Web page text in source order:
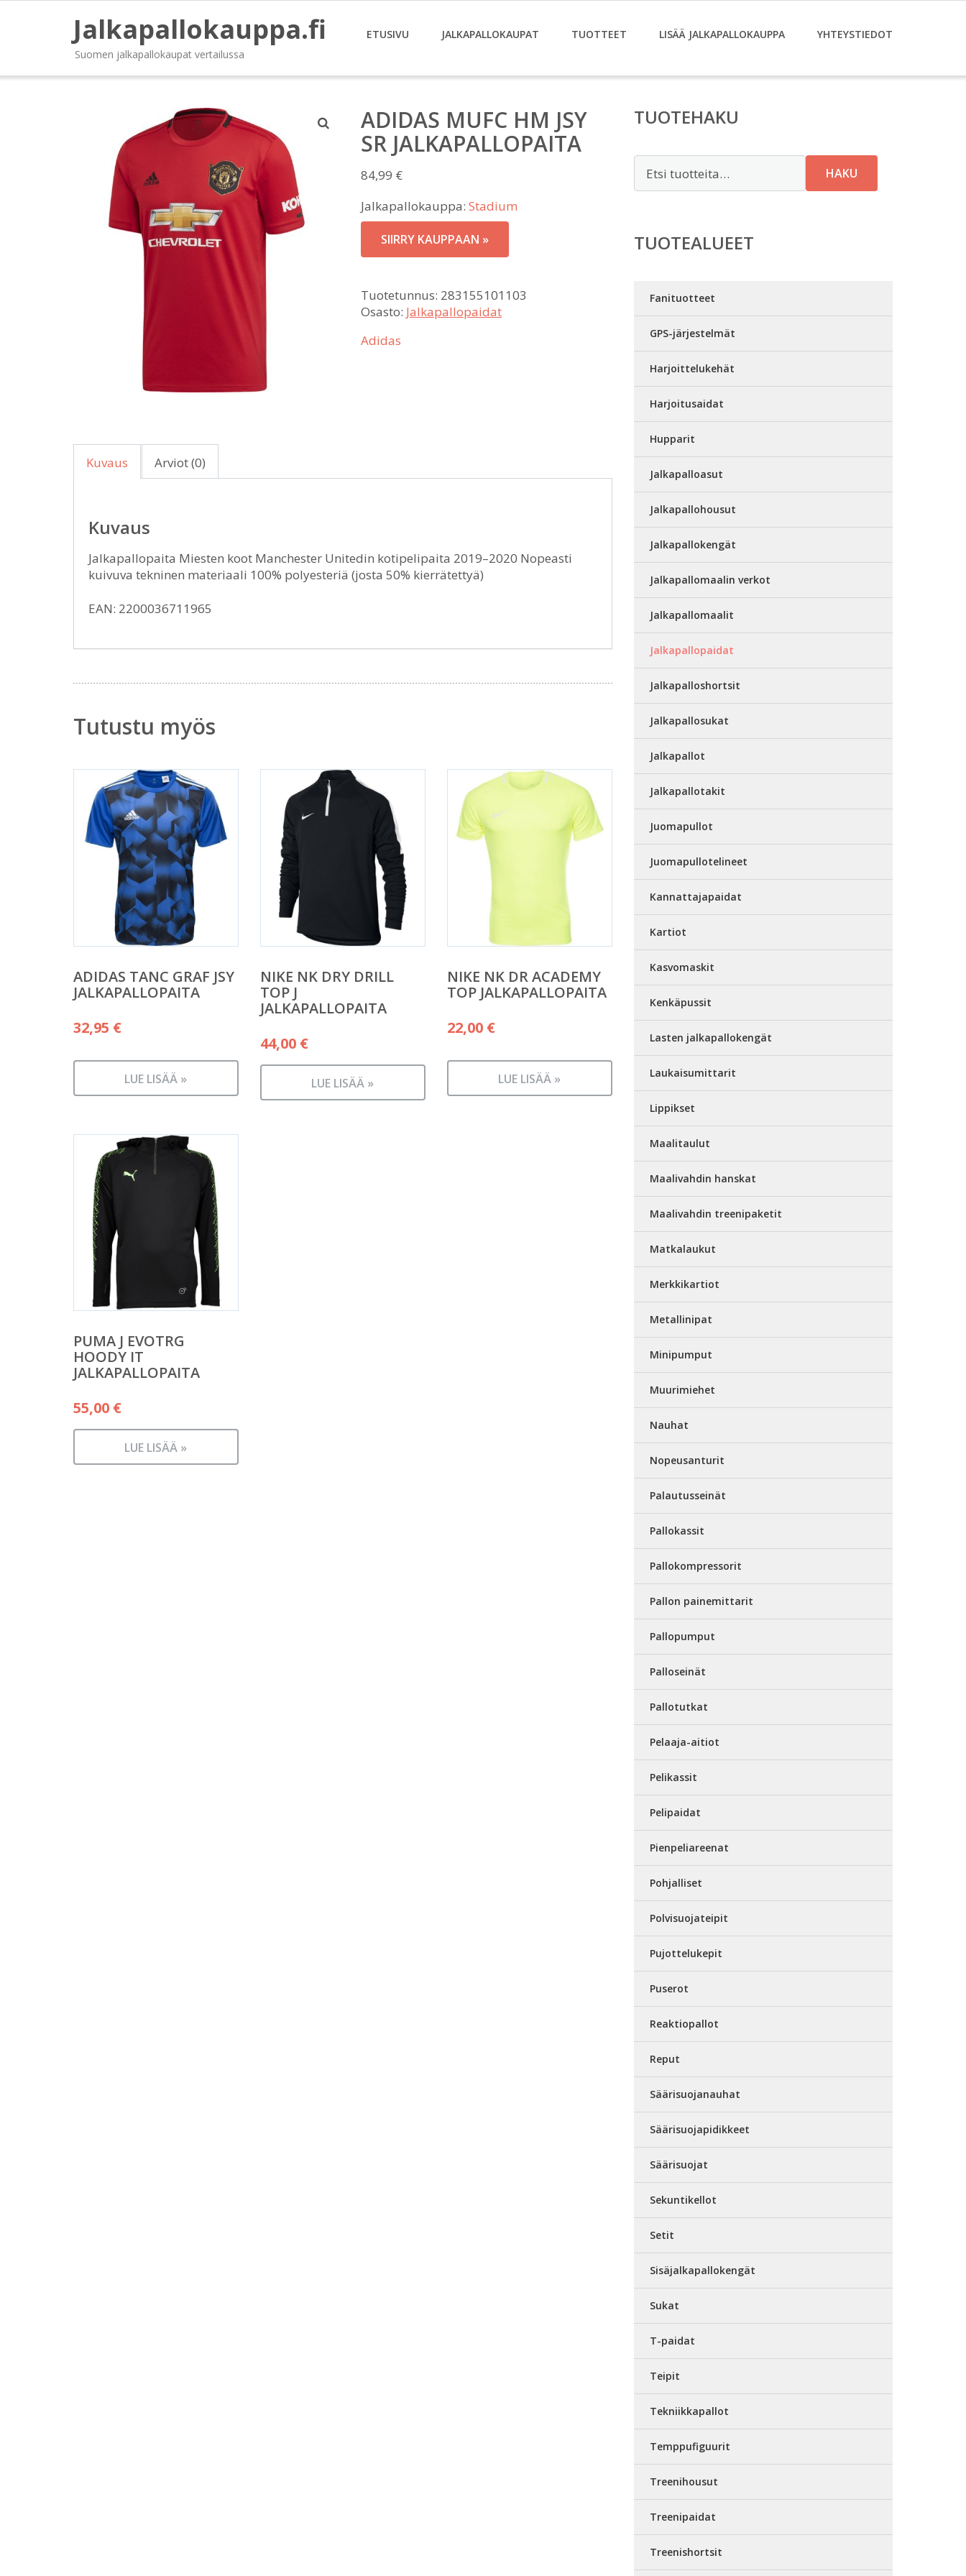
Jalkapallokauppa.fi
Suomen jalkapallokaupat vertailussa
ETUSIVU JALKAPALLOKAUPAT TUOTTEET LISÄÄ JALKAPALLOKAUPPA YHTEYSTIEDOT
ADIDAS MUFC HM JSY
SR JALKAPALLOPAITA
84,99 €
Jalkapallokauppa: Stadium
SIIRRY KAUPPAAN »
Tuotetunnus: 283155101103
Osasto: Jalkapallopaidat
Adidas
Kuvaus Arviot (0)
Kuvaus
Jalkapallopaita Miesten koot Manchester Unitedin kotipelipaita 2019–2020 Nopeasti
kuivuva tekninen materiaali 100% polyesteriä (josta 50% kierrätettyä)
EAN: 2200036711965
Tutustu myös
ADIDAS TANC GRAF JSY
JALKAPALLOPAITA
32,95 €
LUE LISÄÄ »
NIKE NK DRY DRILL
TOP J
JALKAPALLOPAITA
44,00 €
LUE LISÄÄ »
NIKE NK DR ACADEMY
TOP JALKAPALLOPAITA
22,00 €
LUE LISÄÄ »
PUMA J EVOTRG
HOODY IT
JALKAPALLOPAITA
55,00 €
LUE LISÄÄ »
TUOTEHAKU
HAKU
TUOTEALUEET
Fanituotteet
GPS-järjestelmät
Harjoittelukehät
Harjoitusaidat
Hupparit
Jalkapalloasut
Jalkapallohousut
Jalkapallokengät
Jalkapallomaalin verkot
Jalkapallomaalit
Jalkapallopaidat
Jalkapalloshortsit
Jalkapallosukat
Jalkapallot
Jalkapallotakit
Juomapullot
Juomapullotelineet
Kannattajapaidat
Kartiot
Kasvomaskit
Kenkäpussit
Lasten jalkapallokengät
Laukaisumittarit
Lippikset
Maalitaulut
Maalivahdin hanskat
Maalivahdin treenipaketit
Matkalaukut
Merkkikartiot
Metallinipat
Minipumput
Muurimiehet
Nauhat
Nopeusanturit
Palautusseinät
Pallokassit
Pallokompressorit
Pallon painemittarit
Pallopumput
Palloseinät
Pallotutkat
Pelaaja-aitiot
Pelikassit
Pelipaidat
Pienpeliareenat
Pohjalliset
Polvisuojateipit
Pujottelukepit
Puserot
Reaktiopallot
Reput
Säärisuojanauhat
Säärisuojapidikkeet
Säärisuojat
Sekuntikellot
Setit
Sisäjalkapallokengät
Sukat
T-paidat
Teipit
Tekniikkapallot
Temppufiguurit
Treenihousut
Treenipaidat
Treenishortsit